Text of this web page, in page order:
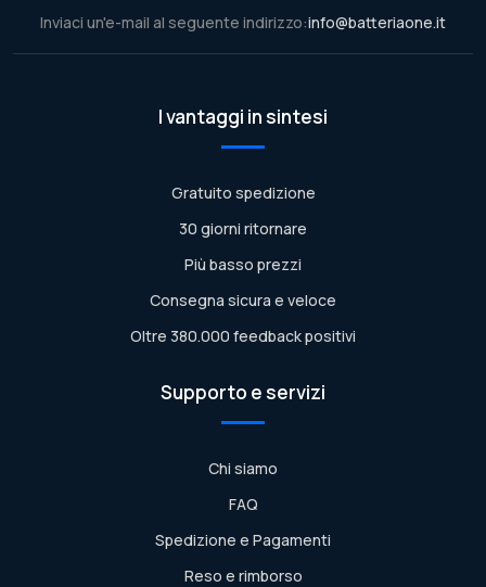
Inviaci un'e-mail al seguente indirizzo:info@batteriaone.it
I vantaggi in sintesi
Gratuito spedizione
30 giorni ritornare
Più basso prezzi
Consegna sicura e veloce
Oltre 380.000 feedback positivi
Supporto e servizi
Chi siamo
FAQ
Spedizione e Pagamenti
Reso e rimborso